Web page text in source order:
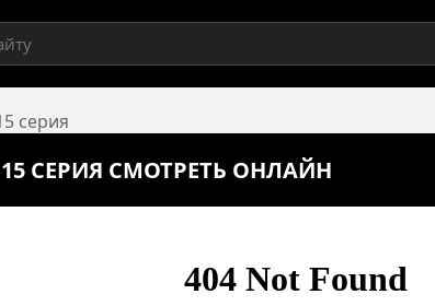
серия
СЕРИЯ СМОТРЕТЬ ОНЛАЙН